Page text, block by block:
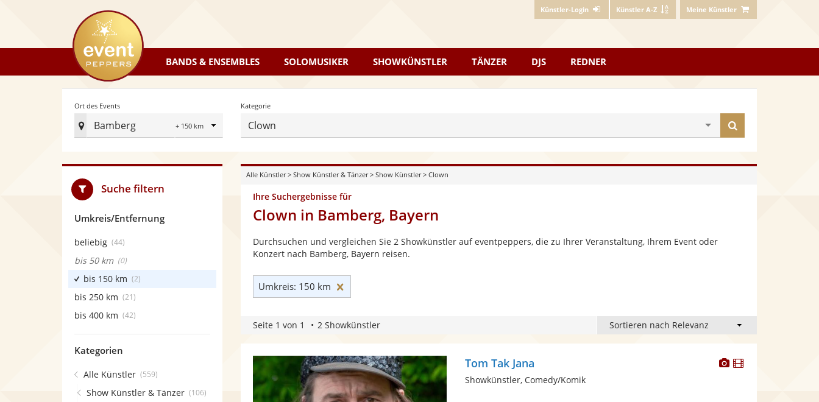
Künstler-Login Künstler A-Z Meine Künstler
eventpeppers
BANDS & ENSEMBLES SOLOMUSIKER SHOWKÜNSTLER TÄNZER DJS REDNER
Ort des Events
Bamberg
Radius
Ort
Events
festlegen
Kategorie
Clown
finden
Alle Künstler> Show Künstler & Tänzer> Show Künstler> Clown
Ihre Suchergebnisse für
Clown in Bamberg, Bayern
Durchsuchen und vergleichen Sie 2 Showkünstler auf eventpeppers, die zu Ihrer Veranstaltung, Ihrem Event oder
Konzert nach Bamberg, Bayern reisen.
Umkreis: 150 km
Seite 1 von 1 2 Showkünstler
DieserDieser
Tom Tak Jana
Showkünstler, Comedy/Komik
Suche filtern
Umkreis/Entfernung
beliebig (44)
bis 50 km (0)
bis 150 km (2)
bis 250 km (21)
bis 400 km (42)
Kategorien
Alle Künstler (559)
Show Künstler & Tänzer (106)